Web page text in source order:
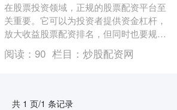
在股票投资领域，正规的股票配资平台至
关重要。它可以为投资者提供资金杠杆，
放大收益股票配资排名，但同时也要规避
风险。 恒信配资是一家老牌配资公司，拥
有多年的行业经....
阅读： 90 栏目： 炒股配资网
共 1 页/1 条记录